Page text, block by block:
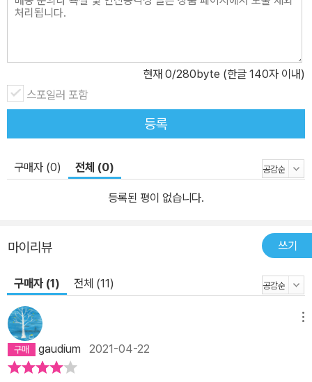
는 철학이 실은 평범하게 지금 우리가 고민하고 있는 것들이라는 사
장 ‘자아의 발견’은 고전 속 이야기를 통해 현재의 우리가 어떻게 자신
에 대해 알아가고, 성장할 수 있는지 힌트를 준다. 5장 ‘원작과 함께
영화 읽기’는 문학 작품을 영화화한 작품 다섯을 골라 문학과 영화의
문학에서 길을 찾다’는 고도로 발달한 현대 사회에서 우리가 잃어버
무엇인가에 대한 경각심을 일깨운다. 7장 ‘단박에 읽는 서양 미술
하는지, 작품만이 아니라 역사와 함께 볼 때만 이해할 수 있는 것들이
최근의 화두인 스토리텔링이 무엇인지 설명하고, 이야기의 틀을 짜고
살을 채우는 방법을 알려줄 뿐 아니라 직접 체험해 볼 기회를 준다. 다
음으로 이어지는 토픽은 역사와 미래다. 9장 ‘역사 속 뉴노멀의 현장
을 가다’는 길고 긴 인류의 역사 중에서도 뉴노멀, 즉 새로운 평범함이
탄생했던 시대와 공간으로 우리를 초대한다. 10장 ‘새로운 접촉문명,
현재 0/280byte (한글 140자 이내)
스포일러 포함
등록
구매자 (0) 전체 (0)
등록된 평이 없습니다.
마이리뷰 쓰기
구매자 (1) 전체 (11)
gaudium 2021-04-22